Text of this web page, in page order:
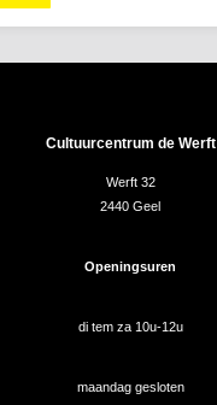
Cultuurcentrum de Werft
Werft 32
2440 Geel
Openingsuren
di tem za 10u-12u
maandag gesloten